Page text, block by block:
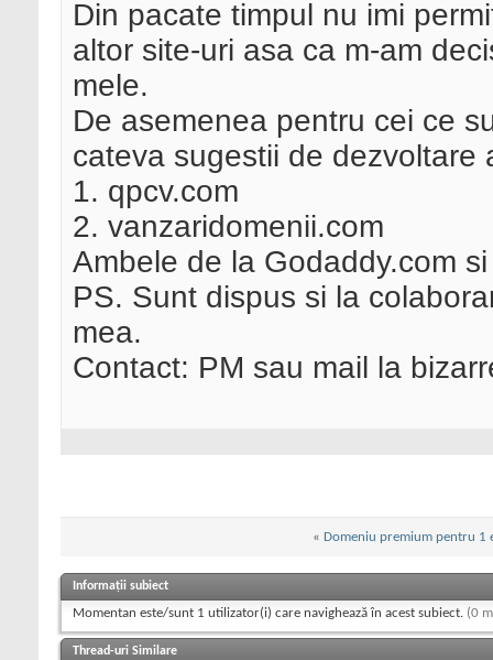
Din pacate timpul nu imi
altor site-uri asa ca m-am
mele.
De asemenea pentru cei ce
cateva sugestii de dezvoltare
1. qpcv.com
2. vanzaridomenii.com
Ambele de la Godaddy.com
PS. Sunt dispus si la
mea.
Contact: PM sau mail la
« Domeniu premium pentru 1
Informații subiect
Momentan este/sunt 1 utilizator(i) care navighează în acest subiect. (0
Thread-uri Similare